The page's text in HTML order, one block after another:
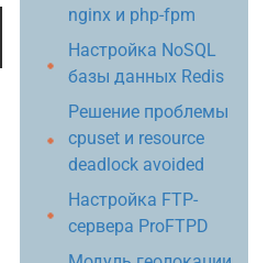
nginx и php-fpm
Настройка NoSQL
базы данных Redis
Решение проблемы
cpuset и resource
deadlock avoided
Настройка FTP-
сервера ProFTPD